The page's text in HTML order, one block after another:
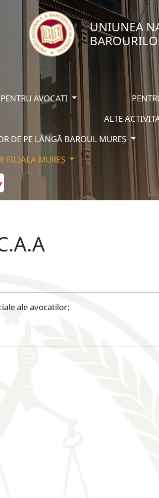
UNIUNEA
PENTRU AVOCATI
ALTE
DE PE LÂNGĂ BAROUL MUREȘ
FILIALA MUREȘ
ale avocatilor;